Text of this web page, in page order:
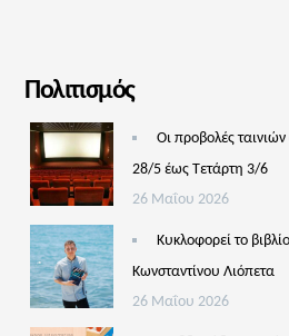
Πολιτισμός
Οι προβολές
28/5 έως Τετάρτη 3/6
26 Μαΐου 2026
Κυκλοφορεί το
Κωνσταντίνου Λιόπετα
26 Μαΐου 2026